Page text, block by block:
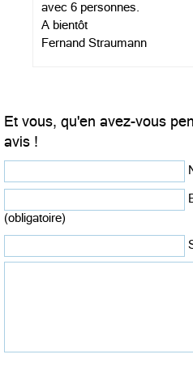
avec 6 personnes.
A bientôt
Fernand Straumann
Et vous, qu'en avez-vous
avis !
(obligatoire)